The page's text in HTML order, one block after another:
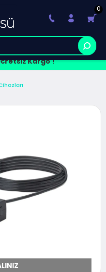
Kargo !
0